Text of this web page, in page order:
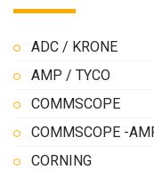
ADC / KRONE
AMP / TYCO
COMMSCOPE
COMMSCOPE -
CORNING